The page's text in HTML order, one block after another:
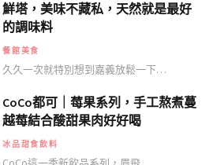
鮮塔，美味不藏私，天然就是最好
的調味料
餐館美食
久久一次就特別想到嘉義放鬆一下…
CoCo都可｜莓果系列，手工熬煮蔓
越莓結合酸甜果肉好好喝
冰品甜食飲料